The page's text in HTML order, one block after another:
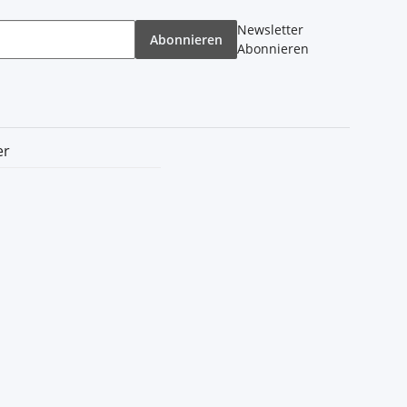
Abonnieren
Newsletter
Abonnieren